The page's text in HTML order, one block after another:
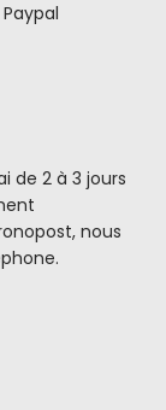
de 2 à 3 jours
nous